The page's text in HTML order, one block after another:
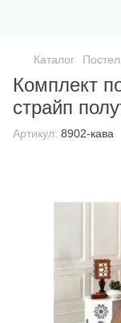
Каталог
Комплект
страйп
Артикул: 8902-кава